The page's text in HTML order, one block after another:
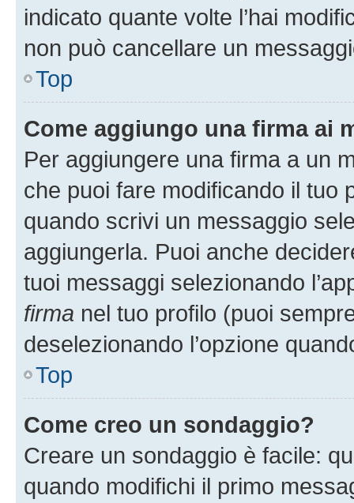
indicato quante volte l’hai
non può cancellare un
Top
Come aggiungo una firma ai
Per aggiungere una firma a un
che puoi fare modificando il tuo
quando scrivi un messaggio
aggiungerla. Puoi anche
tuoi messaggi selezionando
firma nel tuo profilo (puoi
deselezionando l’opzione
Top
Come creo un sondaggio?
Creare un sondaggio è facile:
quando modifichi il primo